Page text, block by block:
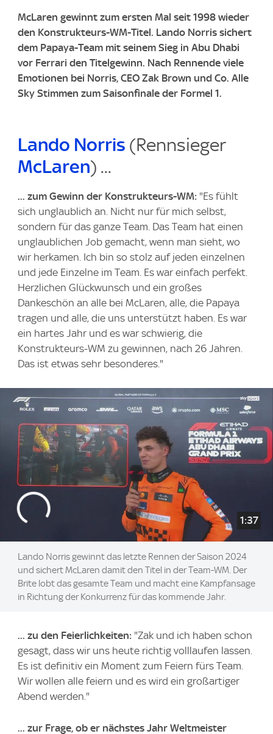
McLaren gewinnt zum ersten Mal seit 1998 wieder
den Konstrukteurs-WM-Titel. Lando Norris sichert
dem Papaya-Team mit seinem Sieg in Abu Dhabi
vor Ferrari den Titelgewinn. Nach Rennende viele
Emotionen bei Norris, CEO Zak Brown und Co. Alle
Sky Stimmen zum Saisonfinale der Formel 1.
Lando Norris (Rennsieger
McLaren) ...
... zum Gewinn der Konstrukteurs-WM: "Es fühlt
sich unglaublich an. Nicht nur für mich selbst,
sondern für das ganze Team. Das Team hat einen
unglaublichen Job gemacht, wenn man sieht, wo
wir herkamen. Ich bin so stolz auf jeden einzelnen
und jede Einzelne im Team. Es war einfach perfekt.
Herzlichen Glückwunsch und ein großes
Dankeschön an alle bei McLaren, alle, die Papaya
tragen und alle, die uns unterstützt haben. Es war
ein hartes Jahr und es war schwierig, die
Konstrukteurs-WM zu gewinnen, nach 26 Jahren.
Das ist etwas sehr besonderes."
1:37
Lando Norris gewinnt das letzte Rennen der Saison 2024
und sichert McLaren damit den Titel in der Team-WM. Der
Brite lobt das gesamte Team und macht eine Kampfansage
in Richtung der Konkurrenz für das kommende Jahr.
... zu den Feierlichkeiten: "Zak und ich haben schon
gesagt, dass wir uns heute richtig volllaufen lassen.
Es ist definitiv ein Moment zum Feiern fürs Team.
Wir wollen alle feiern und es wird ein großartiger
Abend werden."
... zur Frage, ob er nächstes Jahr Weltmeister